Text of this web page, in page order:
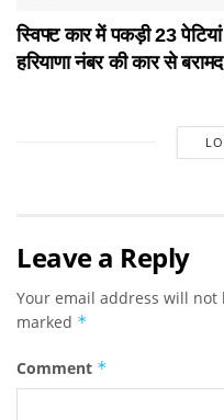
स्विफ्ट कार में पकड़ी 23
हरियाणा नंबर की कार से
Leave a Reply
Your email address will not
marked *
Comment *